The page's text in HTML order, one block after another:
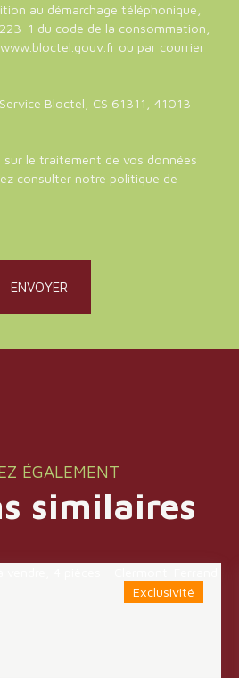
au démarchage téléphonique,
1 du code de la consommation,
ou par courrier
Bloctel, CS 61311, 41013
sur le traitement de vos données
consulter notre politique de
ENVOYER
ÉGALEMENT
similaires
Exclusivité